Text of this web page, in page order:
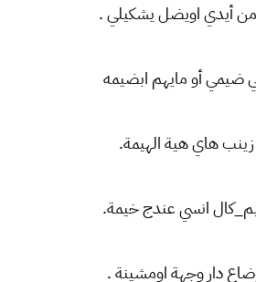
من أيدي اويضل يشكيلي .
ضيمي أو مايهم ابضيمه
زينب هاي هية الهيمة.
انسي عندج خيمة.
دار وجهة اومشينة .